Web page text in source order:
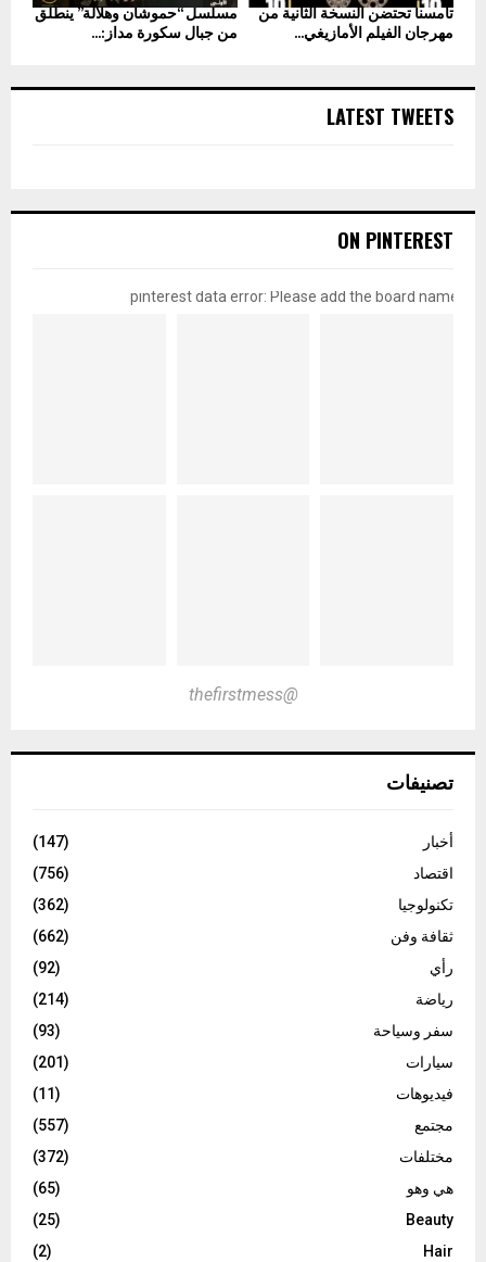
مسلسل “حموشان وهلالة” ينطلق
من جبال سكورة مداز:...
تامسنا تحتضن النسخة الثانية من
مهرجان الفيلم الأمازيغي...
LATEST TWEETS
ON PINTEREST
pinterest data error: Please add the board name
@thefirstmess
تصنيفات
أخبار
(147)
اقتصاد
(756)
تكنولوجيا
(362)
ثقافة وفن
(662)
رأي
(92)
رياضة
(214)
سفر وسياحة
(93)
سيارات
(201)
فيديوهات
(11)
مجتمع
(557)
مختلفات
(372)
هي وهو
(65)
Beauty
(25)
Hair
(2)